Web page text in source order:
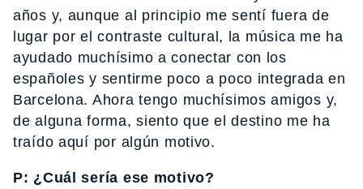
años y, aunque al principio me sentí fuera de
lugar por el contraste cultural, la música me ha
ayudado muchísimo a conectar con los
españoles y sentirme poco a poco integrada en
Barcelona. Ahora tengo muchísimos amigos y,
de alguna forma, siento que el destino me ha
traído aquí por algún motivo.
P: ¿Cuál sería ese motivo?